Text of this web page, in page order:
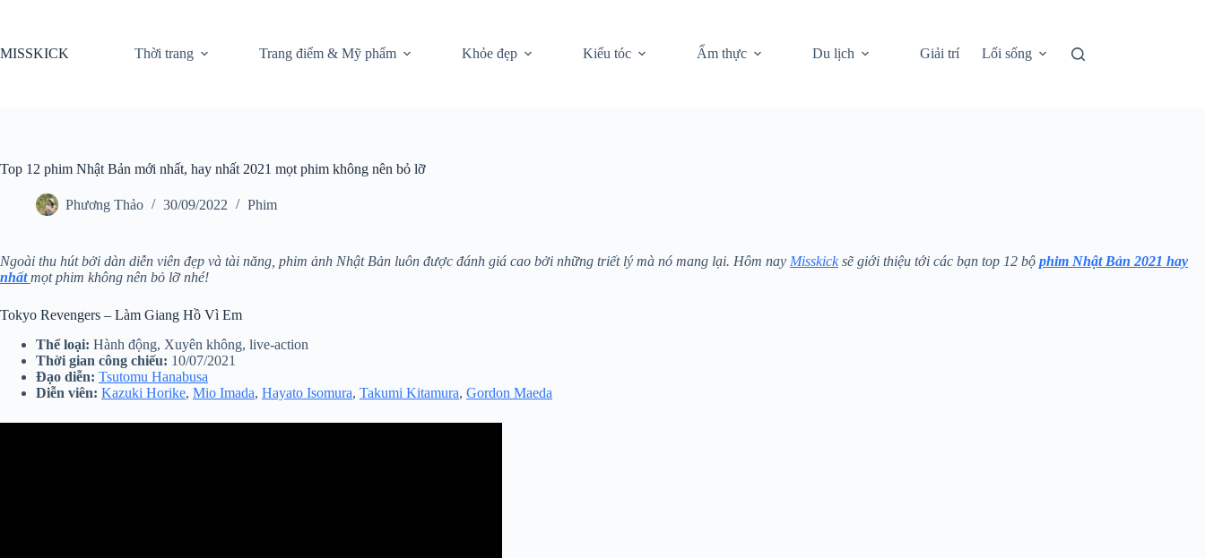
nội
MISSKICK Thời trang Trang điểm & Mỹ phẩm Khỏe đẹp Kiểu tóc Ẩm thực Du lịch Giải trí Lối sống
Top 12 phim Nhật Bản mới nhất, hay nhất 2021 mọt phim không nên bỏ lỡ
Phương Thảo 30/09/2022 Phim
Ngoài thu hút bởi dàn diễn viên đẹp và tài năng, phim ảnh Nhật Bản luôn được đánh giá cao bởi những triết lý mà nó mang lại. Hôm nay Misskicksẽ giới thiệu tới các bạn top 12 bộ phim Nhật Bản 2021 hay
nhất mọt phim không nên bỏ lỡ nhé!
Tokyo Revengers – Làm Giang Hồ Vì Em
Thể loại: Hành động, Xuyên không, live-action
Thời gian công chiếu: 10/07/2021
Đạo diễn: Tsutomu Hanabusa
Diễn viên: Kazuki Horike, Mio Imada, Hayato Isomura, Takumi Kitamura, Gordon Maeda